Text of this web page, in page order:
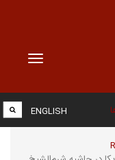
Toggle
ENGLISH